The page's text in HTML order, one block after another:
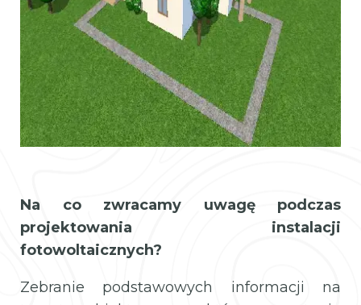
Na co zwracamy uwagę podczas
projektowania instalacji
fotowoltaicznych?
Zebranie podstawowych informacji na